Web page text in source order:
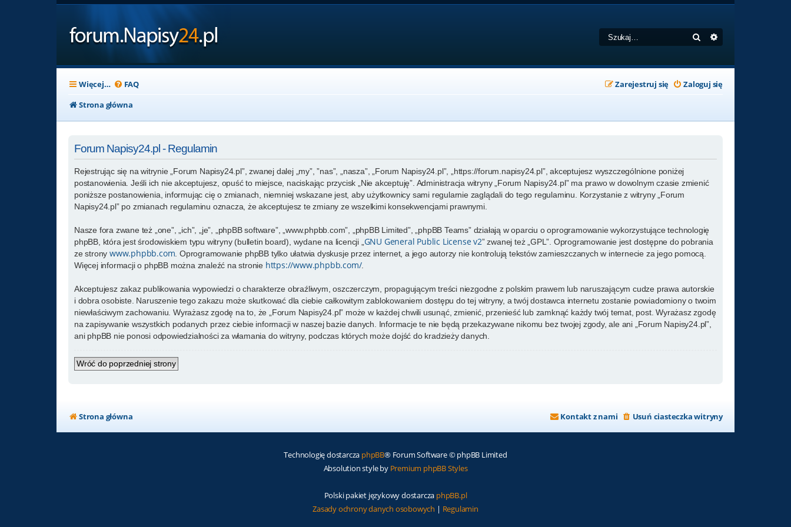
Szukaj
Więcej… FAQ Zaloguj się
Zarejestruj się
Strona główna
Forum Napisy24.pl - Regulamin
Rejestrując się na witrynie „Forum Napisy24.pl”, zwanej dalej „my”, ”nas”, „nasza”, „Forum Napisy24.pl”, „https://forum.napisy24.pl”, akceptujesz wyszczególnione poniżej
postanowienia. Jeśli ich nie akceptujesz, opuść to miejsce, naciskając przycisk „Nie akceptuję”. Administracja witryny „Forum Napisy24.pl” ma prawo w dowolnym czasie zmienić
poniższe postanowienia, informując cię o zmianach, niemniej wskazane jest, aby użytkownicy sami regularnie zaglądali do tego regulaminu. Korzystanie z witryny „Forum
Napisy24.pl” po zmianach regulaminu oznacza, że akceptujesz te zmiany ze wszelkimi konsekwencjami prawnymi.
Nasze fora zwane też „one”, „ich”, „je”, „phpBB software”, „www.phpbb.com”, „phpBB Limited”, „phpBB Teams” działają w oparciu o oprogramowanie wykorzystujące technologię
phpBB, która jest środowiskiem typu witryny (bulletin board), wydane na licencji „ GNU General Public License v2” zwanej też „GPL”. Oprogramowanie jest dostępne do pobrania
ze strony www.phpbb.com . Oprogramowanie phpBB tylko ułatwia dyskusje przez internet, a jego autorzy nie kontrolują tekstów zamieszczanych w internecie za jego pomocą.
Więcej informacji o phpBB można znaleźć na stronie https://www.phpbb.com/.
Akceptujesz zakaz publikowania wypowiedzi o charakterze obraźliwym, oszczerczym, propagującym treści niezgodne z polskim prawem lub naruszającym cudze prawa autorskie
i dobra osobiste. Naruszenie tego zakazu może skutkować dla ciebie całkowitym zablokowaniem dostępu do tej witryny, a twój dostawca internetu zostanie powiadomiony o twoim
niewłaściwym zachowaniu. Wyrażasz zgodę na to, że „Forum Napisy24.pl” może w każdej chwili usunąć, zmienić, przenieść lub zamknąć każdy twój temat, post. Wyrażasz zgodę
na zapisywanie wszystkich podanych przez ciebie informacji w naszej bazie danych. Informacje te nie będą przekazywane nikomu bez twojej zgody, ale ani „Forum Napisy24.pl”,
ani phpBB nie ponosi odpowiedzialności za włamania do witryny, podczas których może dojść do kradzieży danych.
Wróć do poprzedniej strony
Strona główna Usuń ciasteczka witryny
Kontakt z nami
Technologię dostarcza phpBB® Forum Software © phpBB Limited
Absolution style by Premium phpBB Styles
Polski pakiet językowy dostarcza phpBB.pl
Zasady ochrony danych osobowych | Regulamin